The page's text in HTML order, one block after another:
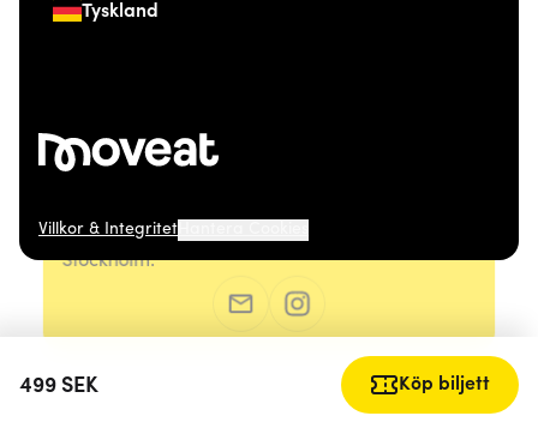
499 SEK Köp biljett
Tyskland
Villkor & Integritet
© 2026 Moveat. Östermalmsgatan 26, 114 26
Stockholm.